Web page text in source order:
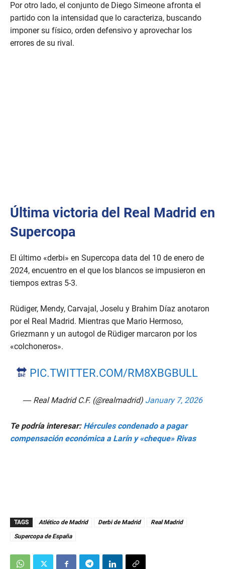
Por otro lado, el conjunto de Diego Simeone afronta el
partido con la intensidad que lo caracteriza, buscando
imponer su físico, orden defensivo y aprovechar los
errores de su rival.
Última victoria del Real Madrid en
Supercopa
El último «derbi» en Supercopa data del 10 de enero de
2024, encuentro en el que los blancos se impusieron en
tiempos extras 5-3.
Rüdiger, Mendy, Carvajal, Joselu y Brahim Díaz anotaron
por el Real Madrid. Mientras que Mario Hermoso,
Griezmann y un autogol de Rüdiger marcaron por los
«colchoneros».
🔛 PIC.TWITTER.COM/RM8XBGBULL
— Real Madrid C.F. (@realmadrid) January 7, 2026
Te podría interesar: Hércules condenado a pagar
compensación económica a Larín y «cheque» Rivas
TAGS Atlético de Madrid Derbi de Madrid
Real Madrid
Supercopa de España